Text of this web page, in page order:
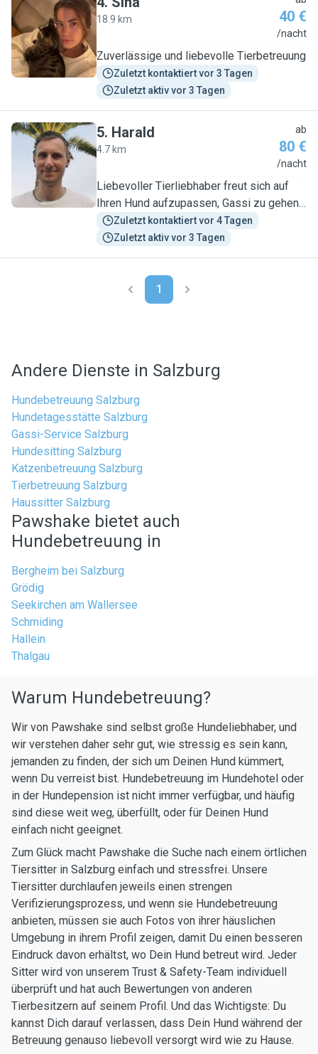
S
18.9 km 40 €
/nacht
Zuverlässige und liebevolle Tierbetreuung
Zuletzt kontaktiert vor 3 Tagen
Zuletzt aktiv vor 3 Tagen
H
5. Harald
4.7 km
ab
80 €
/nacht
Liebevoller Tierliebhaber freut sich auf
Ihren Hund aufzupassen, Gassi zu gehen
und Zeit zu verbringen.
Zuletzt kontaktiert vor 4 Tagen
Zuletzt aktiv vor 3 Tagen
1
Andere Dienste in Salzburg
Hundebetreuung Salzburg
Hundetagesstätte Salzburg
Gassi-Service Salzburg
Hundesitting Salzburg
Katzenbetreuung Salzburg
Tierbetreuung Salzburg
Haussitter Salzburg
Pawshake bietet auch
Hundebetreuung in
Bergheim bei Salzburg
Grödig
Seekirchen am Wallersee
Schmiding
Hallein
Thalgau
Warum Hundebetreuung?
Wir von Pawshake sind selbst große Hundeliebhaber, und
wir verstehen daher sehr gut, wie stressig es sein kann,
jemanden zu finden, der sich um Deinen Hund kümmert,
wenn Du verreist bist. Hundebetreuung im Hundehotel oder
in der Hundepension ist nicht immer verfügbar, und häufig
sind diese weit weg, überfüllt, oder für Deinen Hund
einfach nicht geeignet.
Zum Glück macht Pawshake die Suche nach einem örtlichen
Tiersitter in Salzburg einfach und stressfrei. Unsere
Tiersitter durchlaufen jeweils einen strengen
Verifizierungsprozess, und wenn sie Hundebetreuung
anbieten, müssen sie auch Fotos von ihrer häuslichen
Umgebung in ihrem Profil zeigen, damit Du einen besseren
Eindruck davon erhältst, wo Dein Hund betreut wird. Jeder
Sitter wird von unserem Trust & Safety-Team individuell
überprüft und hat auch Bewertungen von anderen
Tierbesitzern auf seinem Profil. Und das Wichtigste: Du
kannst Dich darauf verlassen, dass Dein Hund während der
Betreuung genauso liebevoll versorgt wird wie zu Hause.